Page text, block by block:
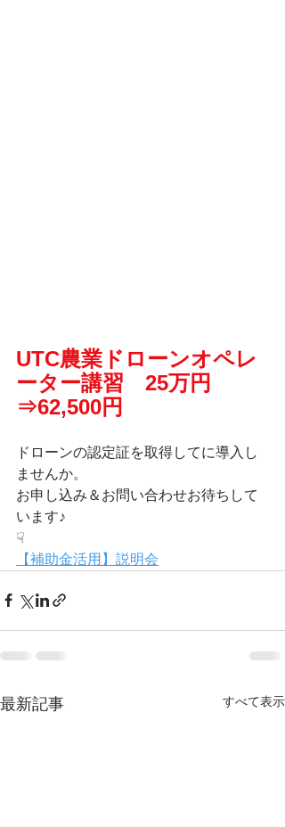
UTC農業ドローンオペレ
ーター講習　25万円
⇒62,500円
ドローンの認定証を取得してに導入し
ませんか。
お申し込み＆お問い合わせお待ちして
います♪
☟
【補助金活用】説明会
最新記事 すべて表示